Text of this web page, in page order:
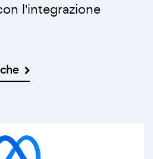
l'integrazione